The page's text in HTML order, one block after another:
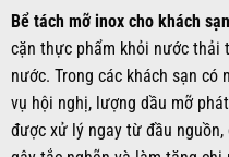
Bể tách mỡ inox cho khách sạn
cặn thực phẩm khỏi nước thải
nước. Trong các khách sạn có
vụ hội nghị, lượng dầu mỡ
được xử lý ngay từ đầu